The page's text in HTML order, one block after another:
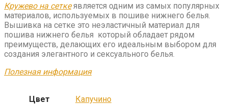
Кружево на сеткеявляется одним из самых популярных
материалов, используемых в пошиве нижнего белья.
Вышивка на сетке это неэластичный материал для
пошива нижнего белья который обладает рядом
преимуществ, делающих его идеальным выбором для
создания элегантного и сексуального белья.
Полезная информация
Цвет Капучино